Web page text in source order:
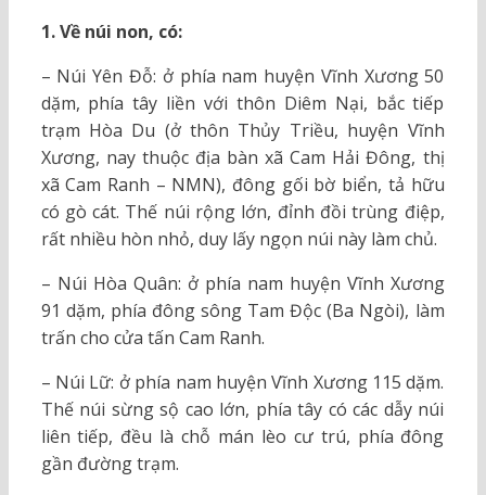
1. Về núi non, có:
– Núi Yên Đỗ: ở phía nam huyện Vĩnh Xương 50
dặm, phía tây liền với thôn Diêm Nại, bắc tiếp
trạm Hòa Du (ở thôn Thủy Triều, huyện Vĩnh
Xương, nay thuộc địa bàn xã Cam Hải Đông, thị
xã Cam Ranh – NMN), đông gối bờ biển, tả hữu
có gò cát. Thế núi rộng lớn, đỉnh đồi trùng điệp,
rất nhiều hòn nhỏ, duy lấy ngọn núi này làm chủ.
– Núi Hòa Quân: ở phía nam huyện Vĩnh Xương
91 dặm, phía đông sông Tam Độc (Ba Ngòi), làm
trấn cho cửa tấn Cam Ranh.
– Núi Lữ: ở phía nam huyện Vĩnh Xương 115 dặm.
Thế núi sừng sộ cao lớn, phía tây có các dẫy núi
liên tiếp, đều là chỗ mán lèo cư trú, phía đông
gần đường trạm.